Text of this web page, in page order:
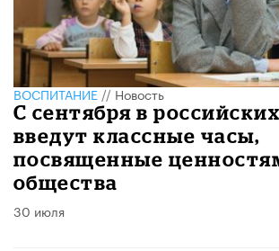
ВОСПИТАНИЕ//Новость
С сентября в
введут классные часы,
посвященные
общества
30 июля